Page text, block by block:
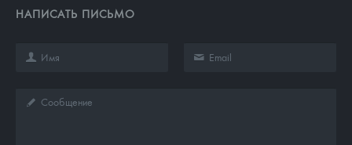
НАПИСАТЬ ПИСЬМО